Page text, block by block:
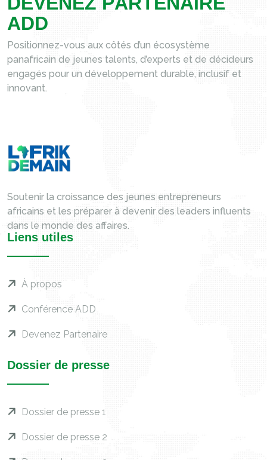
ADD
Positionnez-vous aux côtés d’un écosystème
panafricain de jeunes talents, d’experts et de décideurs
engagés pour un développement durable, inclusif et
innovant.
Soutenir la croissance des jeunes entrepreneurs
africains et les préparer à devenir des leaders influents
dans le monde des affaires.
Liens utiles
À propos
Conférence ADD
Devenez Partenaire
Dossier de presse
Dossier de presse 1
Dossier de presse 2